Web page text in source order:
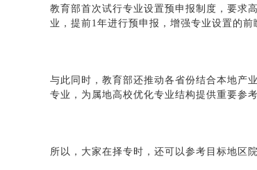
教育部首次试行专业设置预申报制度，要求
业，提前1年进行预申报，增强专业设置的前
与此同时，教育部还推动各省份结合本地产
专业，为属地高校优化专业结构提供重要参考
所以，大家在择专时，还可以参考目标地区